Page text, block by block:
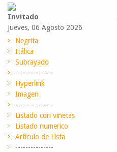
Invitado
Jueves, 06 Agosto 2026
Negrita
Itálica
Subrayado
---------------
Hyperlink
Imagen
---------------
Listado con viñetas
Listado numerico
Artículo de Lista
---------------